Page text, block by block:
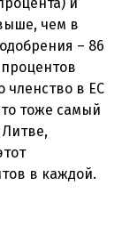
чем в
– 86
членство в ЕС
тоже самый